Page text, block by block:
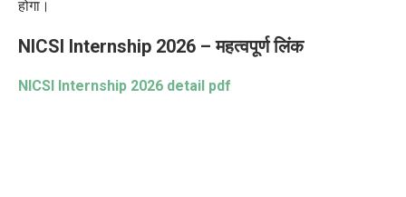
होगा।
NICSI Internship 2026 –महत्वपूर्ण लिंक
NICSI Internship 2026 detail pdf